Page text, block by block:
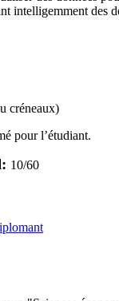
intelligemment des
créneaux)
pour l’étudiant.
10/60